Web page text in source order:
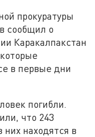
прокуратуры
сообщил о
Каракалпакстан
в первые дни
погибли.
что 243
них находятся в